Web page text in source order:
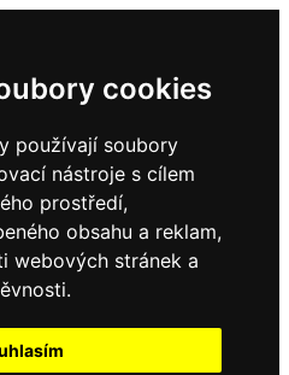
cookies
používají soubory
nástroje s cílem
prostředí,
obsahu a reklam,
webových stránek a